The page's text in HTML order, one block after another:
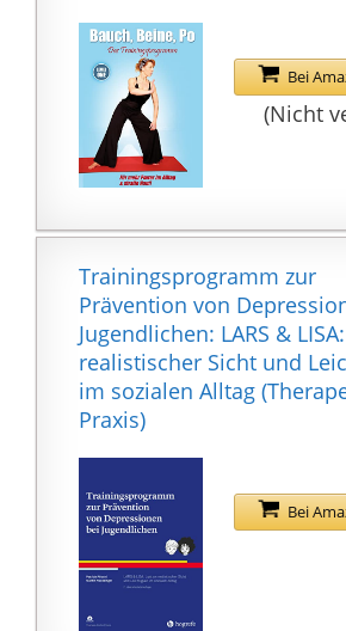
Strecke und
Trainingszeit
messen dabei
Pulsfrequenz
ein
Programm
Auswahl. Die
beträgt
Aufstellmasse
Crosstrainers
betragen 132 x
Bei
(Nicht
Trainingsprogramm zur
Prävention von
Jugendlichen: LARS &
realistischer Sicht und
im sozialen Alltag
Praxis)
Bei